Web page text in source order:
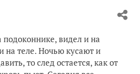
подоконнике, видел и на
на теле. Ночью кусают и
то след остается, как от